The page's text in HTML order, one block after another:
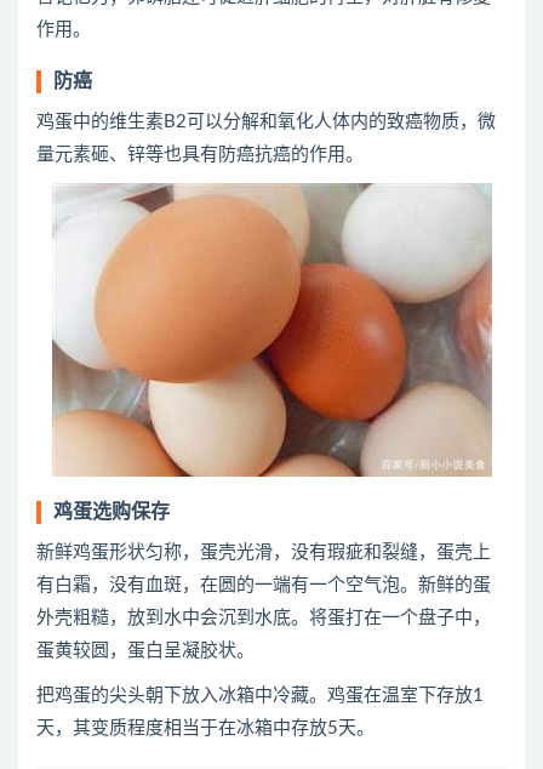
作用。
防癌
鸡蛋中的维生素B2可以分解和氧化人体内的致癌物质，微
量元素砸、锌等也具有防癌抗癌的作用。
鸡蛋选购保存
新鲜鸡蛋形状匀称，蛋壳光滑，没有瑕疵和裂缝，蛋壳上
有白霜，没有血斑，在圆的一端有一个空气泡。新鲜的蛋
外壳粗糙，放到水中会沉到水底。将蛋打在一个盘子中，
蛋黄较圆，蛋白呈凝胶状。
把鸡蛋的尖头朝下放入冰箱中冷藏。鸡蛋在温室下存放1
天，其变质程度相当于在冰箱中存放5天。